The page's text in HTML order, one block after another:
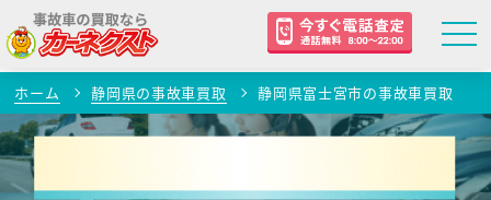
ホーム 静岡県の事故車買取 静岡県富士宮市の事故車買取